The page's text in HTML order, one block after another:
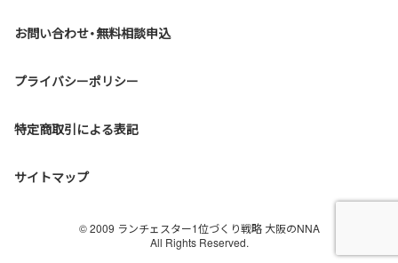
お問い合わせ・無料相談申込
プライバシーポリシー
特定商取引による表記
サイトマップ
© 2009 ランチェスター1位づくり戦略 大阪のNNA
All Rights Reserved.